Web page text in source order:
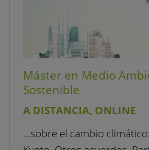
Máster en Medio
Sostenible
A DISTANCIA, ONLINE
…sobre el cambio